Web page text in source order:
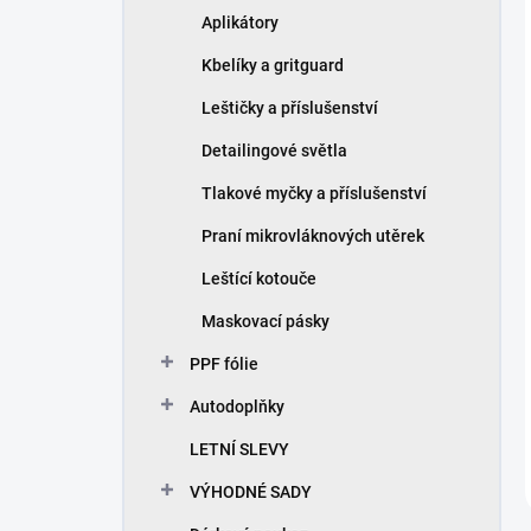
Aplikátory
Kbelíky a gritguard
Leštičky a příslušenství
Detailingové světla
Tlakové myčky a příslušenství
Praní mikrovláknových utěrek
Leštící kotouče
Maskovací pásky
PPF fólie
Autodoplňky
LETNÍ SLEVY
VÝHODNÉ SADY